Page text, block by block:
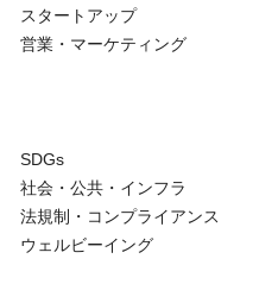
スタートアップ
営業・マーケティング
SDGs
社会・公共・インフラ
法規制・コンプライアンス
ウェルビーイング